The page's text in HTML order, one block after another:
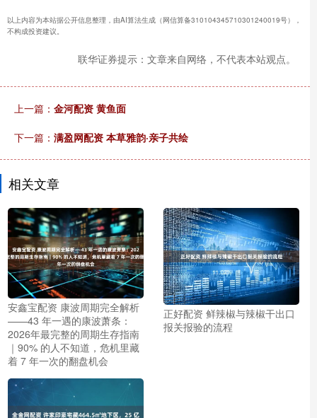
以上内容为本站据公开信息整理，由AI算法生成（网信算备310104345710301240019号），
不构成投资建议。
联华证券提示：文章来自网络，不代表本站观点。
上一篇： 金河配资 黄鱼面
下一篇： 满盈网配资 本草雅韵·亲子共绘
相关文章
安鑫宝配资 康波周期完全解析
——43 年一遇的康波萧条：
2026年最完整的周期生存指南
｜90% 的人不知道，危机里藏
着 7 年一次的翻盘机会
正好配资 鲜辣椒与辣椒干出口
报关报验的流程